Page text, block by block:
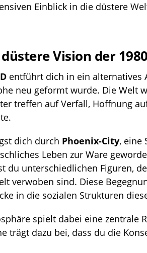
Einblick in die düstere
düstere Vision der
entführt dich in ein alternatives
neu geformt wurde. Die Welt
treffen auf Verfall, Hoffnung
dich durch Phoenix-City, eine
Leben zur Ware
du unterschiedlichen Figuren,
verwoben sind. Diese
in die sozialen Strukturen
spielt dabei eine zentrale
trägt dazu bei, dass du die